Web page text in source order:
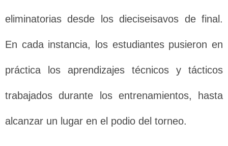
eliminatorias desde los dieciseisavos de final.
En cada instancia, los estudiantes pusieron en
práctica los aprendizajes técnicos y tácticos
trabajados durante los entrenamientos, hasta
alcanzar un lugar en el podio del torneo.